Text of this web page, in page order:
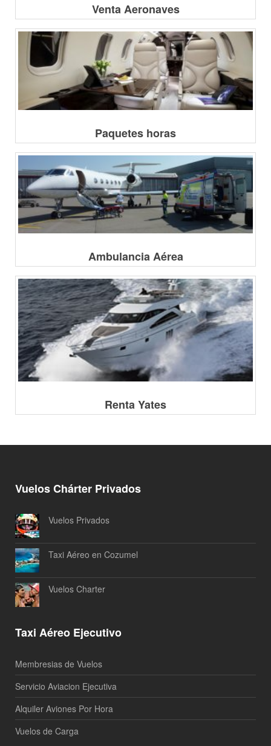
Venta Aeronaves
Paquetes horas
Ambulancia Aérea
Renta Yates
Vuelos Chárter Privados
Vuelos Privados
Taxi Aéreo en Cozumel
Vuelos Charter
Taxi Aéreo Ejecutivo
Membresias de Vuelos
Servicio Aviacion Ejecutiva
Alquiler Aviones Por Hora
Vuelos de Carga